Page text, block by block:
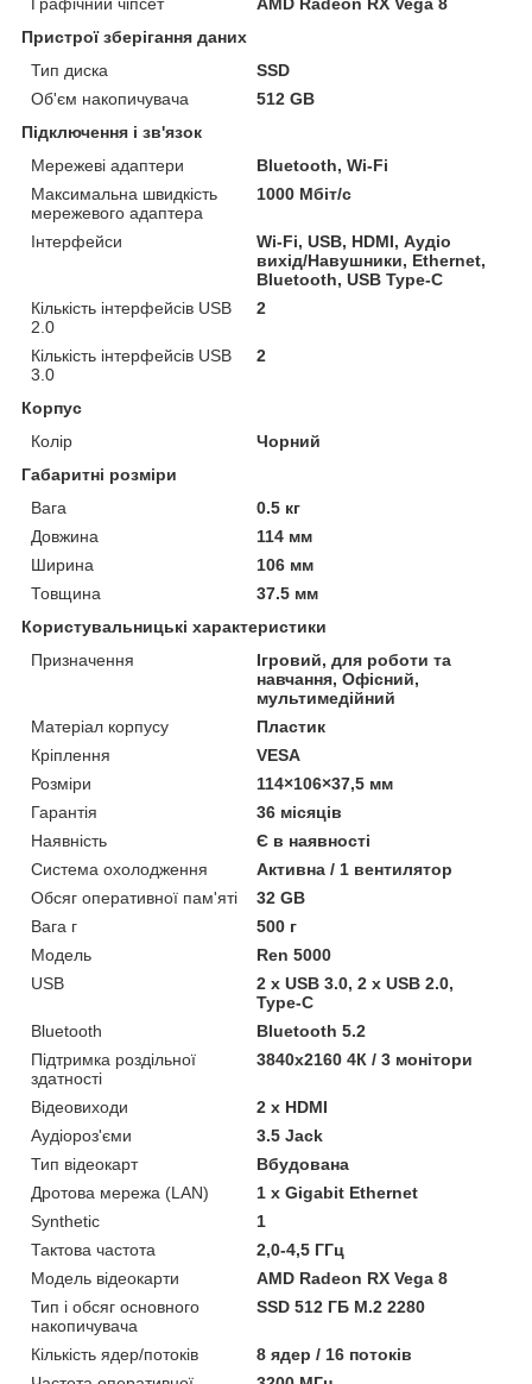
Пристрої зберігання даних
Тип диска
SSD
Об'єм накопичувача
512 GB
Підключення і зв'язок
Мережеві адаптери
Bluetooth, Wi-Fi
Максимальна швидкість
мережевого адаптера
1000 Мбіт/с
Інтерфейси
Wi-Fi, USB, HDMI, Аудіо
вихід/Навушники, Ethernet,
Bluetooth, USB Type-C
Кількість інтерфейсів USB
2.0
2
Кількість інтерфейсів USB
3.0
2
Корпус
Колір
Чорний
Габаритні розміри
Вага
0.5 кг
Довжина
114 мм
Ширина
106 мм
Товщина
37.5 мм
Користувальницькі характеристики
Призначення
Ігровий, для роботи та
навчання, Офісний,
мультимедійний
Матеріал корпусу
Пластик
Кріплення
VESA
Розміри
114×106×37,5 мм
Гарантія
36 місяців
Наявність
Є в наявності
Система охолодження
Активна / 1 вентилятор
Обсяг оперативної пам'яті
32 GB
Вага г
500 г
Мoдель
Ren 5000
USB
2 x USB 3.0, 2 x USB 2.0,
Type-C
Bluetooth
Bluetooth 5.2
Підтримка роздільної
здатності
3840х2160 4К / 3 монітори
Відеовиходи
2 x HDMI
Аудіороз'єми
3.5 Jack
Тип відеокарт
Вбудована
Дротова мережа (LAN)
1 x Gigabit Ethernet
Synthetic
1
Тактова частота
2,0-4,5 ГГц
Модель відеокарти
AMD Radeon RX Vega 8
Тип і обсяг основного
накопичувача
SSD 512 ГБ M.2 2280
Кількість ядер/потоків
8 ядер / 16 потоків